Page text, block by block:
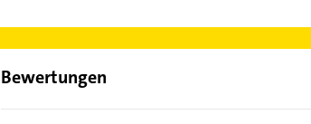
Bewertungen